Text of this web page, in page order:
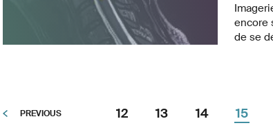
encore
de se
PREVIOUS 12 13 14 15